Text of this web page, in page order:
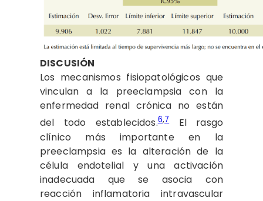
DISCUSIÓN
Los mecanismos fisiopatológicos que
vinculan a la preeclampsia con la
enfermedad renal crónica no están
del todo establecidos.6,7El rasgo
clínico más importante en la
preeclampsia es la alteración de la
célula endotelial y una activación
inadecuada que se asocia con
reacción inflamatoria intravascular